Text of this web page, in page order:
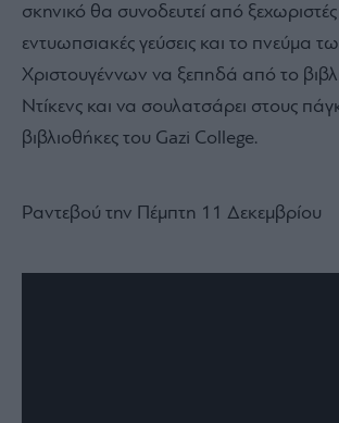
σκηνικό θα συνοδευτεί από
εντυωπσιακές γεύσεις και το πνεύμα
Χριστουγέννων να ξεπηδά από το
Ντίκενς και να σουλατσάρει στους
βιβλιοθήκες του Gazi College.
Ραντεβού την Πέμπτη 11 Δεκεμβρίου